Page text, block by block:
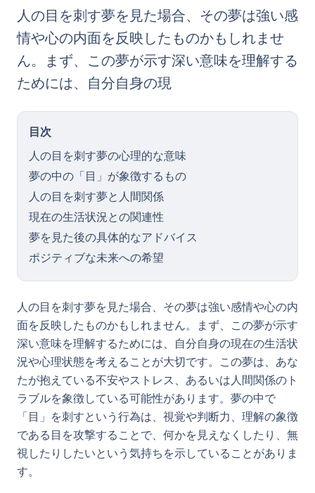
人の目を刺す夢を見た場合、その夢は強い感
情や心の内面を反映したものかもしれませ
ん。まず、この夢が示す深い意味を理解する
ためには、自分自身の現
目次
人の目を刺す夢の心理的な意味
夢の中の「目」が象徴するもの
人の目を刺す夢と人間関係
現在の生活状況との関連性
夢を見た後の具体的なアドバイス
ポジティブな未来への希望
人の目を刺す夢を見た場合、その夢は強い感情や心の内
面を反映したものかもしれません。まず、この夢が示す
深い意味を理解するためには、自分自身の現在の生活状
況や心理状態を考えることが大切です。この夢は、あな
たが抱えている不安やストレス、あるいは人間関係のト
ラブルを象徴している可能性があります。夢の中で
「目」を刺すという行為は、視覚や判断力、理解の象徴
である目を攻撃することで、何かを見えなくしたり、無
視したりしたいという気持ちを示していることがありま
す。